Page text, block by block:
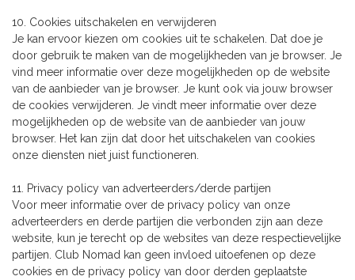
10. Cookies uitschakelen en verwijderen
Je kan ervoor kiezen om cookies uit te schakelen. Dat doe je
door gebruik te maken van de mogelijkheden van je browser. Je
vind meer informatie over deze mogelijkheden op de website
van de aanbieder van je browser. Je kunt ook via jouw browser
de cookies verwijderen. Je vindt meer informatie over deze
mogelijkheden op de website van de aanbieder van jouw
browser. Het kan zijn dat door het uitschakelen van cookies
onze diensten niet juist functioneren.
11. Privacy policy van adverteerders/derde partijen
Voor meer informatie over de privacy policy van onze
adverteerders en derde partijen die verbonden zijn aan deze
website, kun je terecht op de websites van deze respectievelijke
partijen. Club Nomad kan geen invloed uitoefenen op deze
cookies en de privacy policy van door derden geplaatste